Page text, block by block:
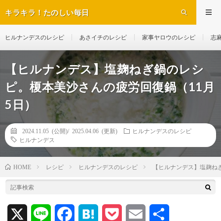
キラキラ！たのしい毎日
ヒルナンデスのレシピ あさイチのレシピ 家事ヤロウのレシピ 志
【ヒルナンデス】塩麹ねぎ鍋のレシ
ピ。榎本美沙さんの疲労回復鍋（11月
5日）
2024.11.05 (公開)/ 2025.04.06 (更新)
ヒルナンデスのレシピ
ヒルナンデス
HOME レシピ ヒルナンデスのレシピ 【ヒルナンデス】塩麹